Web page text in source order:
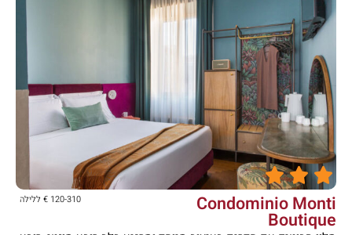





Condominio Monti
Boutique
120-310 € ללילה